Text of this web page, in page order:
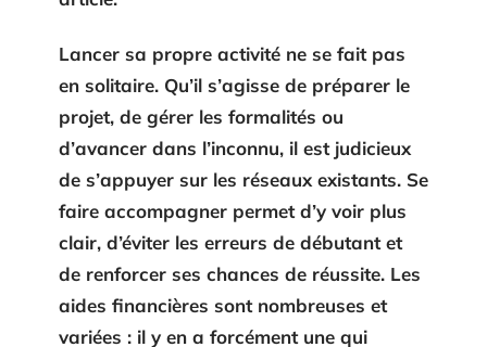
Lancer sa propre activité ne se fait pas
en solitaire. Qu’il s’agisse de préparer le
projet, de gérer les formalités ou
d’avancer dans l’inconnu, il est judicieux
de s’appuyer sur les réseaux existants. Se
faire accompagner permet d’y voir plus
clair, d’éviter les erreurs de débutant et
de renforcer ses chances de réussite. Les
aides financières sont nombreuses et
variées : il y en a forcément une qui